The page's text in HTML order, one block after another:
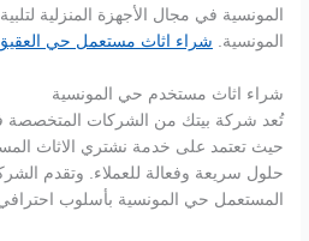
المونسية في مجال الأجهزة المنزلية
المونسية. شراء اثاث مستعمل حي
شراء اثاث مستخدم حي المونسية
تُعد شركة بيتك من الشركات المتخصصة
حيث تعتمد على خدمة نشتري الاثاث
حلول سريعة وفعالة للعملاء. وتقدم
المستعمل حي المونسية بأسلوب احترافي